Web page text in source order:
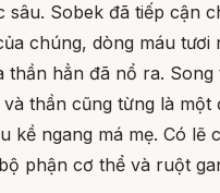
sâu. Sobek đã tiếp cận
chúng, dòng máu
thần hẳn đã nổ ra.
thần cũng từng là
kề ngang má mẹ. Có
phận cơ thể và ruột